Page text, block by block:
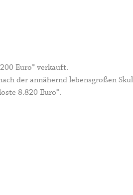
Euro* verkauft.
der annähernd lebensgroßen
8.820 Euro*.